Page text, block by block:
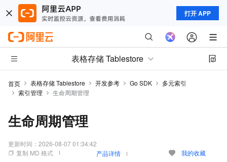
打开 APP
表格存储 Tablestore
首页 表格存储 Tablestore 开发参考 Go SDK
多元索引
索引管理
生命周期管理
生命周期管理
更新时间： 2026-08-07 01:34:42
复制 MD 格式
产品详情 我的收藏